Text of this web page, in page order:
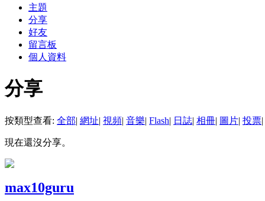
主題
分享
好友
留言板
個人資料
分享
按類型查看: 全部| 網址| 視頻| 音樂| Flash| 日誌| 相冊| 圖片| 投票|
現在還沒分享。
max10guru